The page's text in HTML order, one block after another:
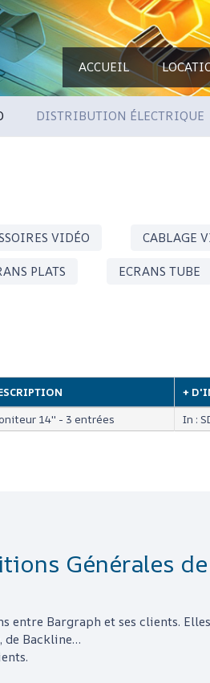
ACCUEIL
DISTRIBUTION ÉLECTRIQUE
VIDÉO
CABLAGE
PLATS
ECRANS TUBE
+
14'' - 3 entrées In :
Générales
entre Bargraphet ses clients.
de Backline…